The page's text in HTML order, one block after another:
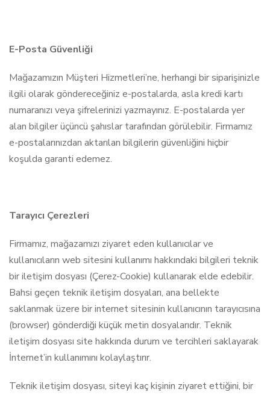
E-Posta Güvenliği
Mağazamızın Müşteri Hizmetleri’ne, herhangi bir siparişinizle
ilgili olarak göndereceğiniz e-postalarda, asla kredi kartı
numaranızı veya şifrelerinizi yazmayınız. E-postalarda yer
alan bilgiler üçüncü şahıslar tarafından görülebilir. Firmamız
e-postalarınızdan aktarılan bilgilerin güvenliğini hiçbir
koşulda garanti edemez.
Tarayıcı Çerezleri
Firmamız, mağazamızı ziyaret eden kullanıcılar ve
kullanıcıların web sitesini kullanımı hakkındaki bilgileri teknik
bir iletişim dosyası (Çerez-Cookie) kullanarak elde edebilir.
Bahsi geçen teknik iletişim dosyaları, ana bellekte
saklanmak üzere bir internet sitesinin kullanıcının tarayıcısına
(browser) gönderdiği küçük metin dosyalarıdır. Teknik
iletişim dosyası site hakkında durum ve tercihleri saklayarak
İnternet’in kullanımını kolaylaştırır.
Teknik iletişim dosyası, siteyi kaç kişinin ziyaret ettiğini, bir